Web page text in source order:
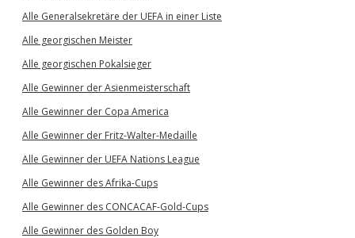
Alle Generalsekretäre der UEFA in einer Liste
Alle georgischen Meister
Alle georgischen Pokalsieger
Alle Gewinner der Asienmeisterschaft
Alle Gewinner der Copa America
Alle Gewinner der Fritz-Walter-Medaille
Alle Gewinner der UEFA Nations League
Alle Gewinner des Afrika-Cups
Alle Gewinner des CONCACAF-Gold-Cups
Alle Gewinner des Golden Boy